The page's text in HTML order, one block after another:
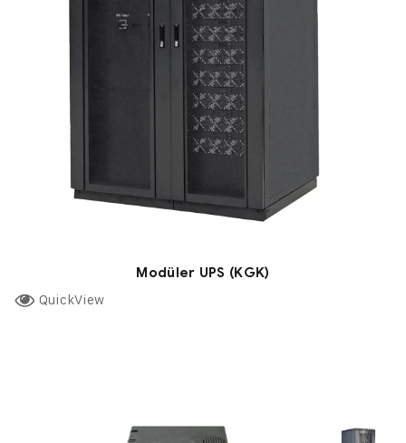
Modüler UPS (KGK)
QuickView